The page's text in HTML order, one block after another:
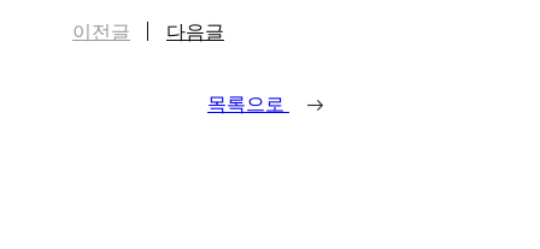
이전글 다음글
목록으로